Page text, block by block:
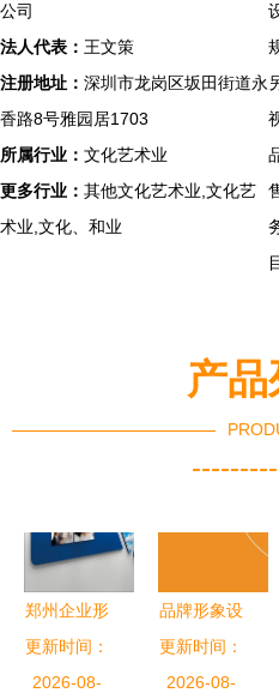
公司
法人代表： 王文策
注册地址： 深圳市龙岗区坂田街道永
香路8号雅园居1703
所属行业： 文化艺术业
更多行业： 其他文化艺术业,文化艺
术业,文化、和业
产
郑州企业形
象设计 锦
旗、形象
更新时间：
2026-08-
品牌形象设
计助力企业
形象提升
更新时间：
2026-08-